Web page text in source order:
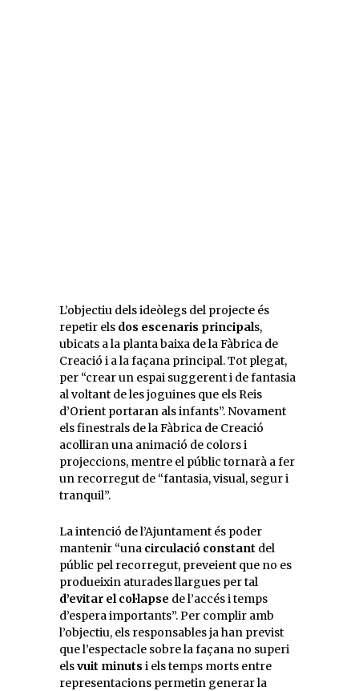
L’objectiu dels ideòlegs del projecte és
repetir els dos escenaris principals,
ubicats a la planta baixa de la Fàbrica de
Creació i a la façana principal. Tot plegat,
per “crear un espai suggerent i de fantasia
al voltant de les joguines que els Reis
d’Orient portaran als infants”. Novament
els finestrals de la Fàbrica de Creació
acolliran una animació de colors i
projeccions, mentre el públic tornarà a fer
un recorregut de “fantasia, visual, segur i
tranquil”.
La intenció de l’Ajuntament és poder
mantenir “una circulació constant del
públic pel recorregut, preveient que no es
produeixin aturades llargues per tal
d’evitar el col·lapse de l’accés i temps
d’espera importants”. Per complir amb
l’objectiu, els responsables ja han previst
que l’espectacle sobre la façana no superi
elsvuit minuts i els temps morts entre
representacions permetin generar la